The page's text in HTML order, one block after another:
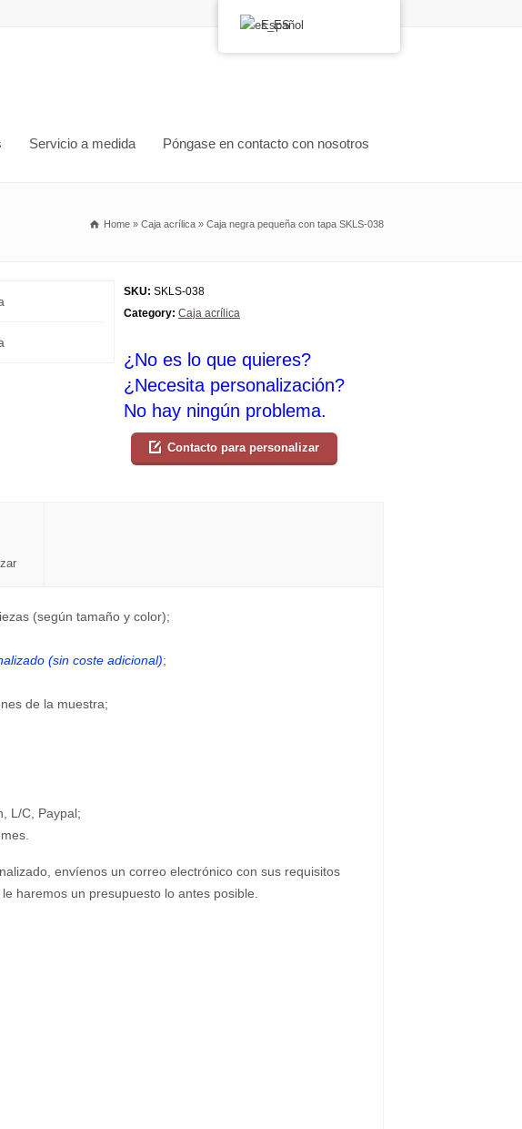
Servicio a medida Póngase en contacto con nosotros
Home » Caja acrílica » Caja negra pequeña con tapa SKLS-038
SKU: SKLS-038
Category: Caja acrílica
¿No es lo que quieres?
¿Necesita personalización?
No hay ningún problema.
Contacto para personalizar
(según tamaño y color);
(sin coste adicional);
de la muestra;
L/C, Paypal;
envíenos un correo electrónico con sus requisitos
haremos un presupuesto lo antes posible.
Español